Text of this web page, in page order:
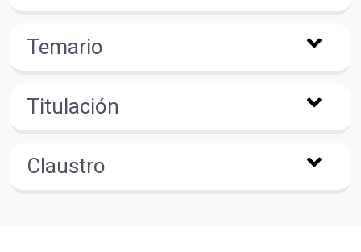
Temario
Titulación
Claustro